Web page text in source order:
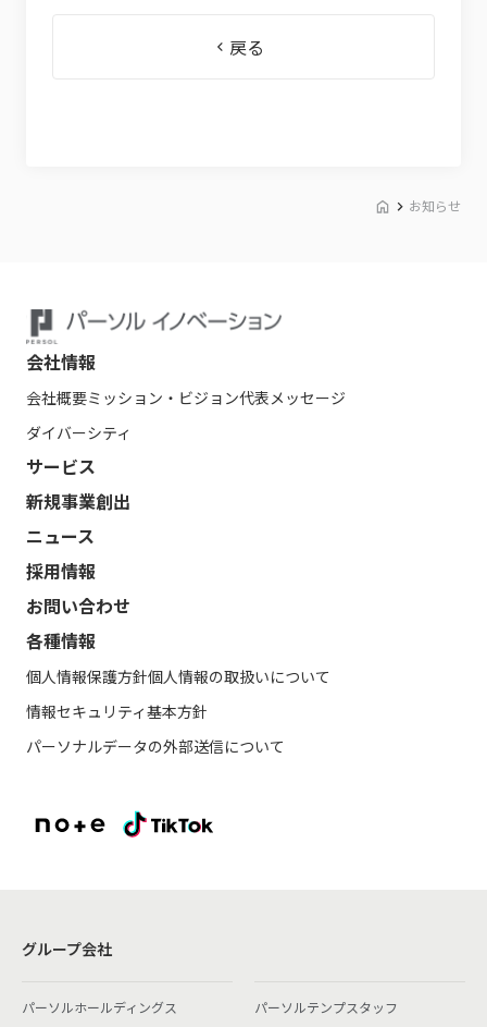
戻る
お知らせ
会社情報
会社概要ミッション・ビジョン代表メッセージ
ダイバーシティ
サービス
新規事業創出
ニュース
採用情報
お問い合わせ
各種情報
個人情報保護方針個人情報の取扱いについて
情報セキュリティ基本方針
パーソナルデータの外部送信について
グループ会社
パーソルホールディングス パーソルテンプスタッフ